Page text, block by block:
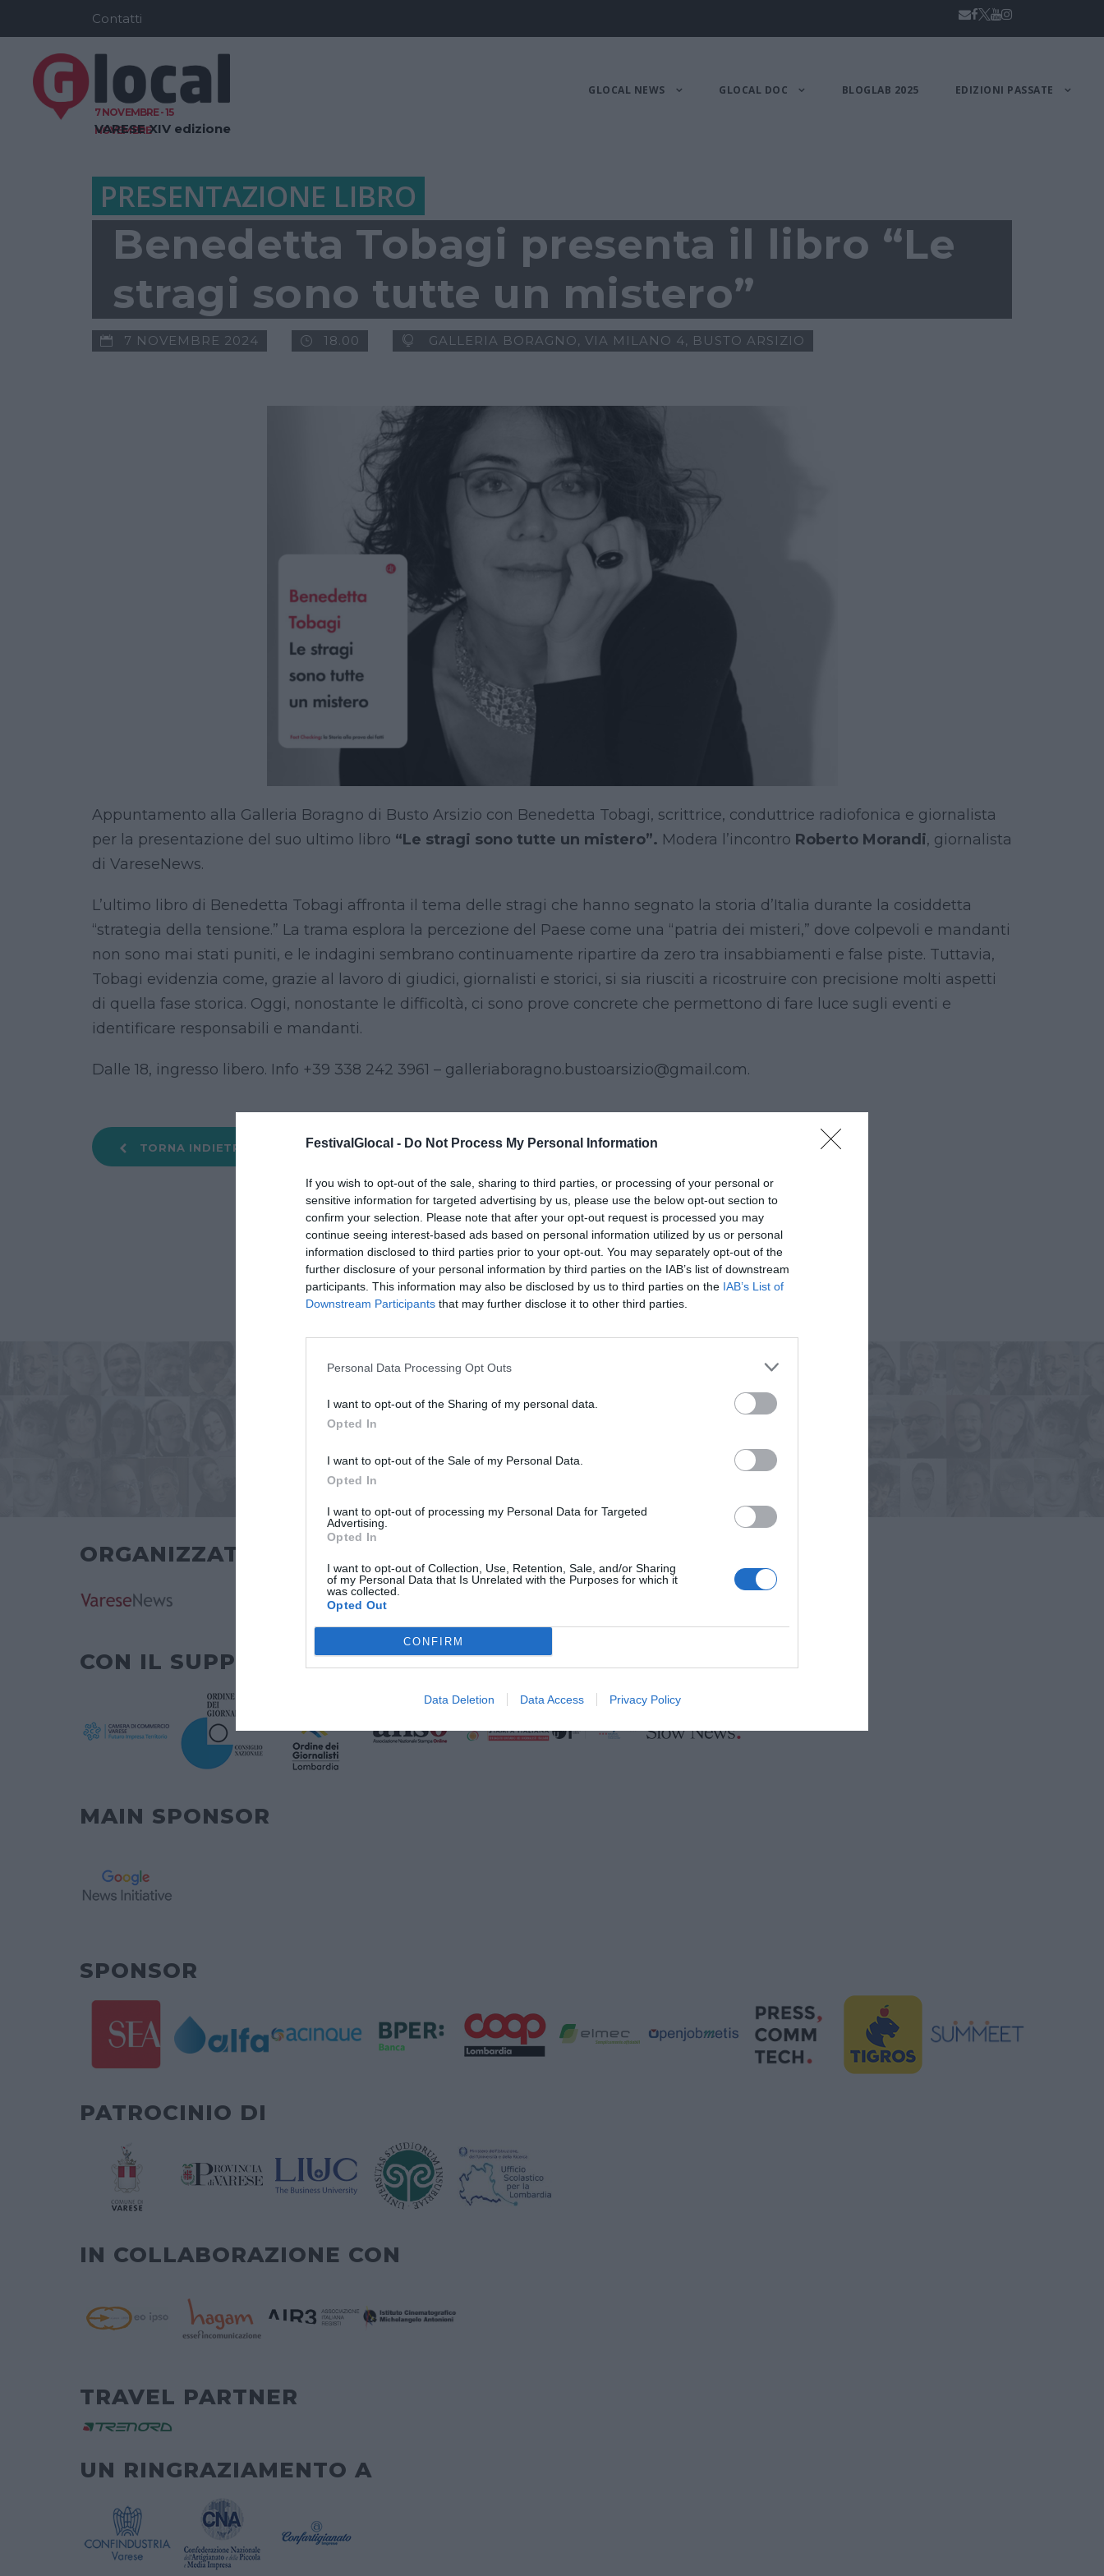
FestivalGlocal - Do Not Process My Personal Information
If you wish to opt-out of the sale, sharing to third parties, or processing of your personal or
sensitive information for targeted advertising by us, please use the below opt-out section to
confirm your selection. Please note that after your opt-out request is processed you may
continue seeing interest-based ads based on personal information utilized by us or personal
information disclosed to third parties prior to your opt-out. You may separately opt-out of the
further disclosure of your personal information by third parties on the IAB’s list of downstream
participants. This information may also be disclosed by us to third parties on the IAB’s List of
Downstream Participants that may further disclose it to other third parties.
Personal Data Processing Opt Outs
I want to opt-out of the Sharing of my personal data.
Opted In
I want to opt-out of the Sale of my Personal Data.
Opted In
I want to opt-out of processing my Personal Data for Targeted
Advertising.
Opted In
I want to opt-out of Collection, Use, Retention, Sale, and/or Sharing
of my Personal Data that Is Unrelated with the Purposes for which it
was collected.
Opted Out
CONFIRM
Data Deletion Data Access Privacy Policy
Contatti
7 NOVEMBRE - 15
NOVEMBRE
VARESE XIV edizione
GLOCAL NEWS GLOCAL DOC BLOGLAB 2025 EDIZIONI PASSATE
PRESENTAZIONE LIBRO
Benedetta Tobagi presenta il libro “Le
stragi sono tutte un mistero”
7 NOVEMBRE 2024 18.00 GALLERIA BORAGNO, VIA MILANO 4, BUSTO ARSIZIO
Appuntamento alla Galleria Boragno di Busto Arsizio con Benedetta Tobagi, scrittrice, conduttrice radiofonica e giornalista
per la presentazione del suo ultimo libro “Le stragi sono tutte un mistero”. Modera l’incontro Roberto Morandi, giornalista
di VareseNews.
L’ultimo libro di Benedetta Tobagi affronta il tema delle stragi che hanno segnato la storia d’Italia durante la cosiddetta
“strategia della tensione.” La trama esplora la percezione del Paese come una “patria dei misteri,” dove colpevoli e mandanti
non sono mai stati puniti, e le indagini sembrano continuamente ripartire da zero tra insabbiamenti e false piste. Tuttavia,
Tobagi evidenzia come, grazie al lavoro di giudici, giornalisti e storici, si sia riusciti a ricostruire con precisione molti aspetti
di quella fase storica. Oggi, nonostante le difficoltà, ci sono prove concrete che permettono di fare luce sugli eventi e
identificare responsabili e mandanti.
Dalle 18, ingresso libero. Info +39 338 242 3961 – galleriaboragno.bustoarsizio@gmail.com.
TORNA INDIETRO
ORGANIZZATO DA
CON IL SUPPORTO DI
MAIN SPONSOR
SPONSOR
PATROCINIO DI
IN COLLABORAZIONE CON
TRAVEL PARTNER
UN RINGRAZIAMENTO A